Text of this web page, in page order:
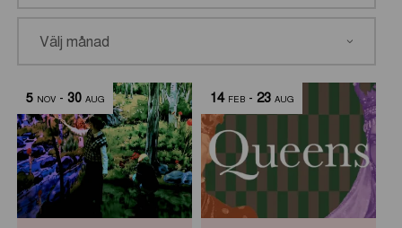
5 NOV- 30 AUG 14 FEB- 23 AUG